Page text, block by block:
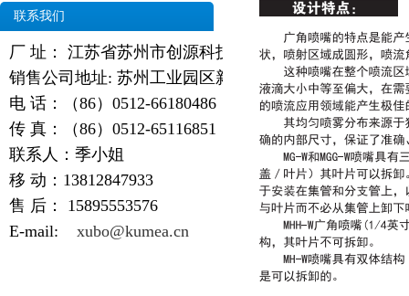
联系我们
厂 址： 江苏省苏州市创源科技园
销售公司地址: 苏州工业园区新天翔广场
电 话：（86）0512-66180486
传 真：（86）0512-65116851
联系人：季小姐
移 动：13812847933
售 后： 15895553576
E-mail: xubo@kumea.cn